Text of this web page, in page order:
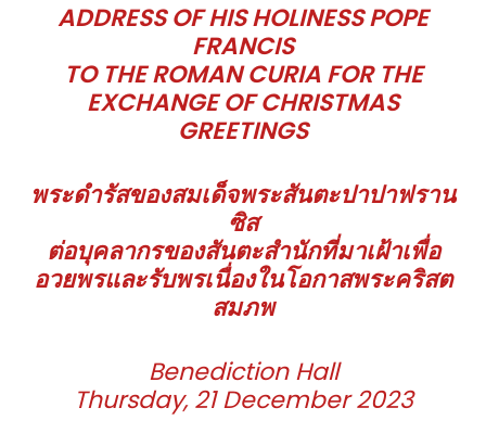
ADDRESS OF HIS HOLINESS POPE
FRANCIS
TO THE ROMAN CURIA FOR THE
EXCHANGE OF CHRISTMAS
GREETINGS
พระดำรัสของสมเด็จพระสันตะปาปาฟราน
ซิส
ต่อบุคลากรของสันตะสำนักที่มาเฝ้าเพื่อ
อวยพรและรับพรเนื่องในโอกาสพระคริสต
สมภพ
Benediction Hall
Thursday, 21 December 2023